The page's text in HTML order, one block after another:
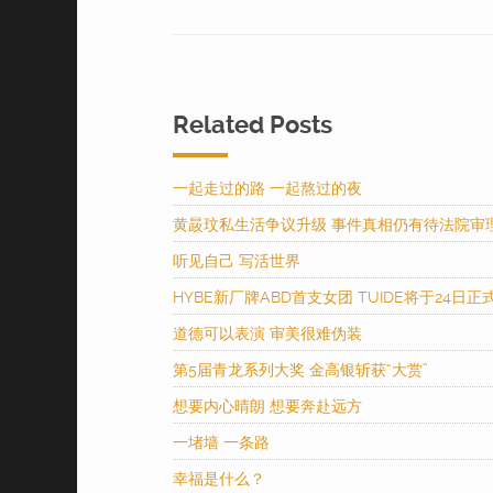
Related Posts
一起走过的路 一起熬过的夜
黄晸玟私生活争议升级 事件真相仍有待法院审
听见自己 写活世界
HYBE新厂牌ABD首支女团 TUIDE将于24日正
道德可以表演 审美很难伪装
第5届青龙系列大奖 金高银斩获“大赏”
想要内心晴朗 想要奔赴远方
一堵墙 一条路
幸福是什么？